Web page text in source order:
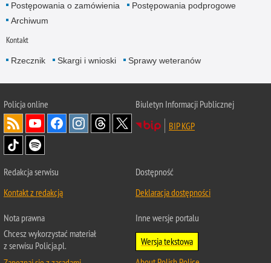
Postępowania o zamówienia
Postępowania podprogowe
Archiwum
Kontakt
Rzecznik Skargi i wnioski Sprawy weteranów
Policjaonline
Biuletyn Informacji Publicznej
BIP KGP
Redakcja serwisu
Kontakt z redakcją
Dostępność
Deklaracja dostępności
Nota prawna
Chcesz wykorzystać materiał
z serwisu Policja.pl.
Inne wersje portalu
Wersja tekstowa